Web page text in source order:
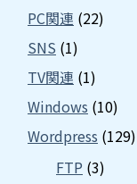
PC関連 (22)
SNS (1)
TV関連 (1)
Windows (10)
Wordpress (129)
FTP (3)